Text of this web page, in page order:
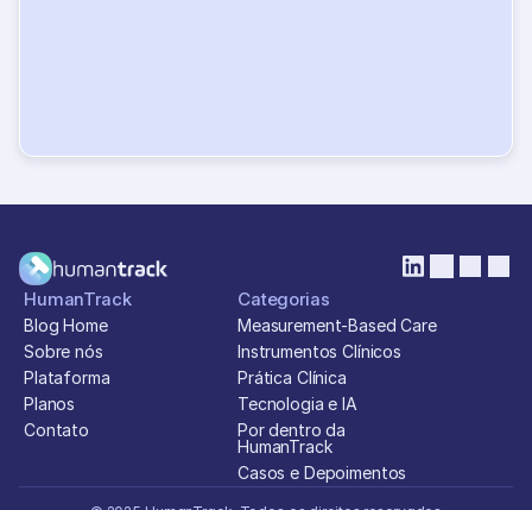
HumanTrack
Blog Home
Sobre nós
Plataforma
Planos
Contato
Categorias
Measurement-Based Care
Instrumentos Clínicos
Prática Clínica
Tecnologia e IA
Por dentro da
HumanTrack
Casos e Depoimentos